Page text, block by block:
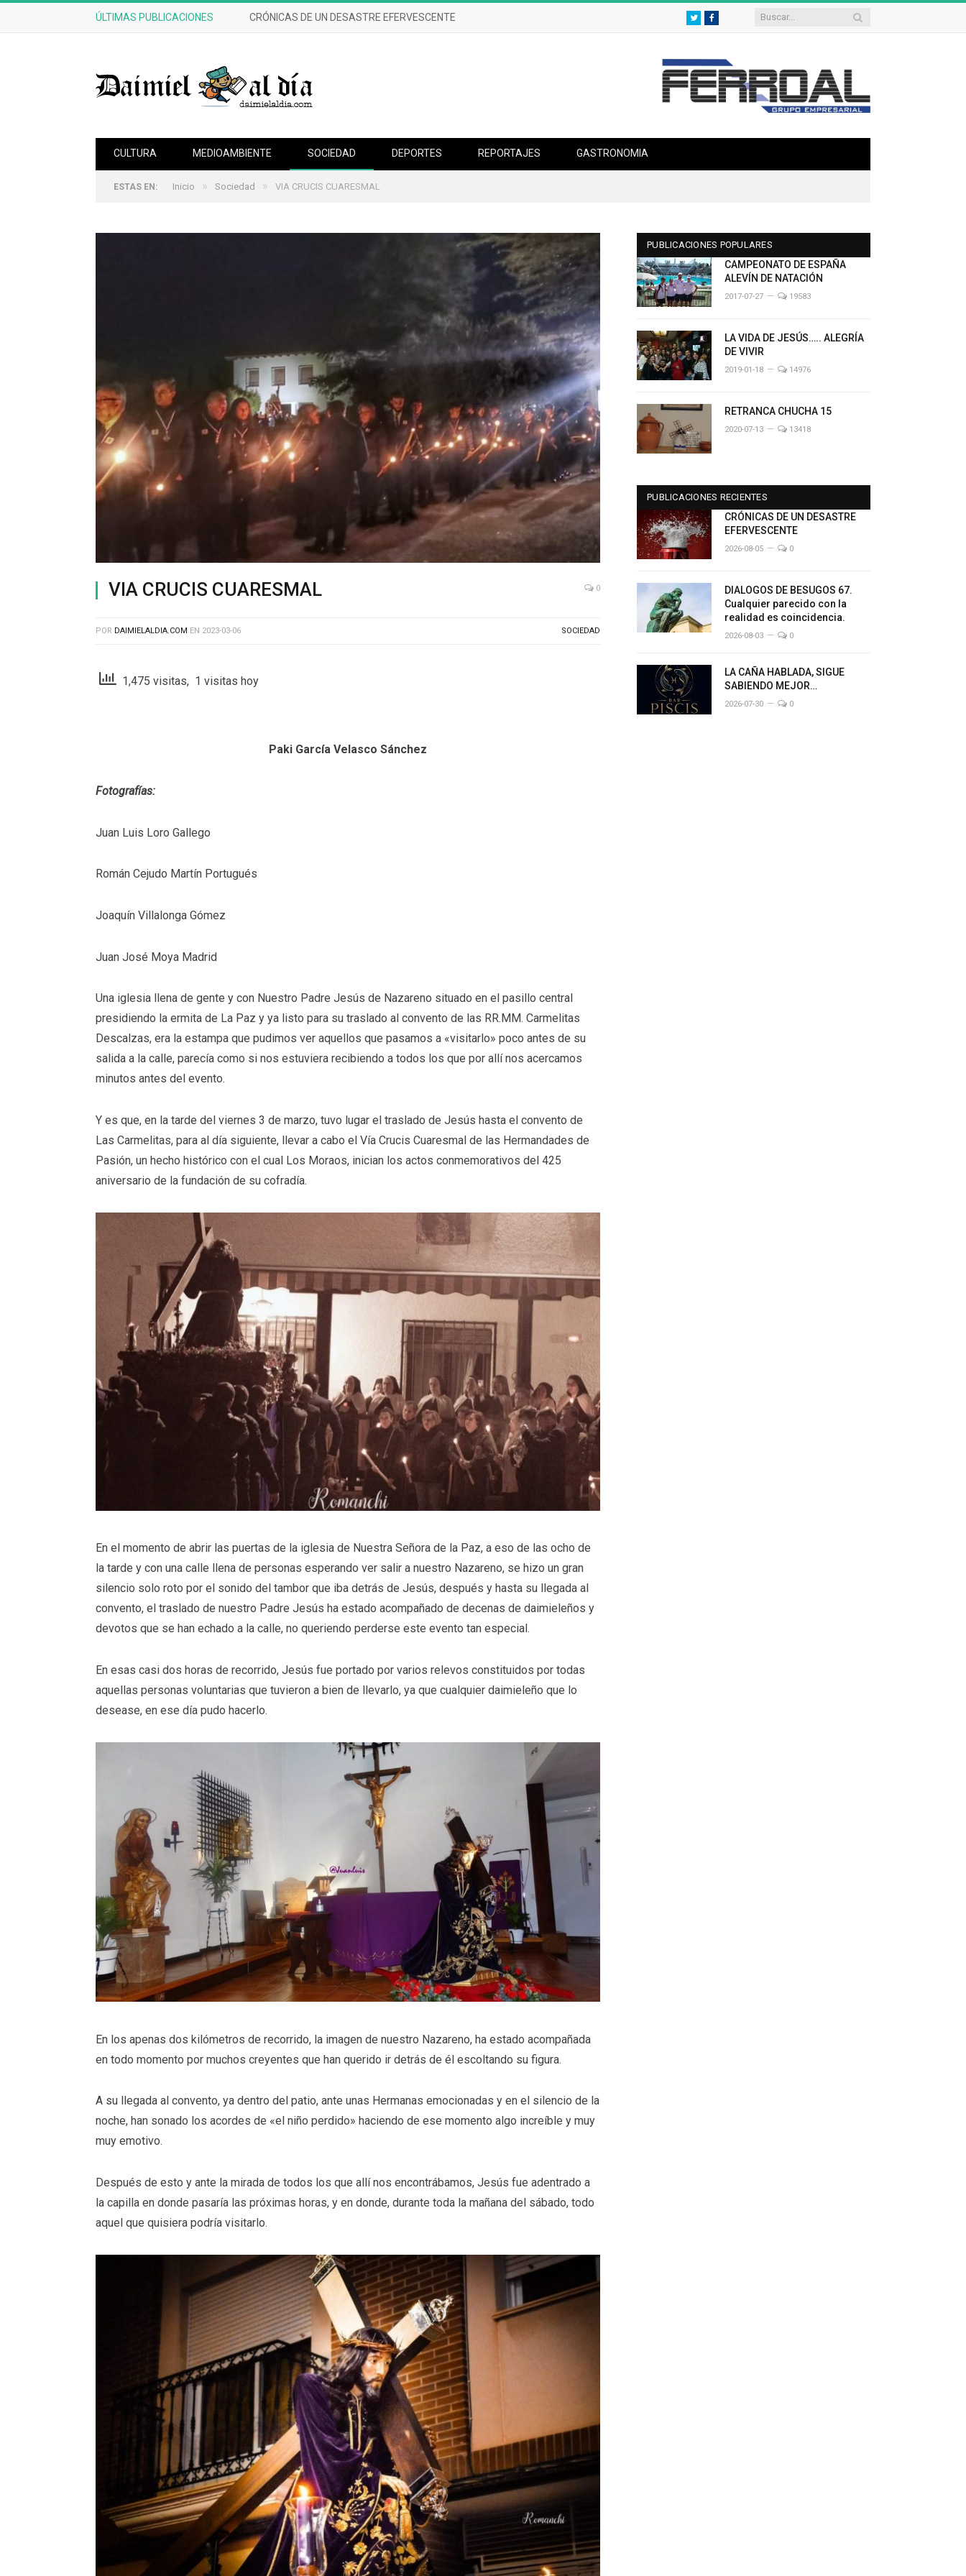
ÚLTIMAS PUBLICACIONES CRÓNICAS DE UN DESASTRE EFERVESCENTE TwitterFacebook
CULTURA MEDIOAMBIENTE SOCIEDAD DEPORTES REPORTAJES GASTRONOMIA
ESTAS EN: Inicio » Sociedad » VIA CRUCIS CUARESMAL
VIA CRUCIS CUARESMAL 0
POR DAIMIELALDIA.COM EN 2023-03-06 SOCIEDAD
1,475 visitas, 1 visitas hoy
Paki García Velasco Sánchez
Fotografías:
Juan Luis Loro Gallego
Román Cejudo Martín Portugués
Joaquín Villalonga Gómez
Juan José Moya Madrid
Una iglesia llena de gente y con Nuestro Padre Jesús de Nazareno situado en el pasillo central
presidiendo la ermita de La Paz y ya listo para su traslado al convento de las RR.MM. Carmelitas
Descalzas, era la estampa que pudimos ver aquellos que pasamos a «visitarlo» poco antes de su
salida a la calle, parecía como si nos estuviera recibiendo a todos los que por allí nos acercamos
minutos antes del evento.
Y es que, en la tarde del viernes 3 de marzo, tuvo lugar el traslado de Jesús hasta el convento de
Las Carmelitas, para al día siguiente, llevar a cabo el Vía Crucis Cuaresmal de las Hermandades de
Pasión, un hecho histórico con el cual Los Moraos, inician los actos conmemorativos del 425
aniversario de la fundación de su cofradía.
En el momento de abrir las puertas de la iglesia de Nuestra Señora de la Paz, a eso de las ocho de
la tarde y con una calle llena de personas esperando ver salir a nuestro Nazareno, se hizo un gran
silencio solo roto por el sonido del tambor que iba detrás de Jesús, después y hasta su llegada al
convento, el traslado de nuestro Padre Jesús ha estado acompañado de decenas de daimieleños y
devotos que se han echado a la calle, no queriendo perderse este evento tan especial.
En esas casi dos horas de recorrido, Jesús fue portado por varios relevos constituidos por todas
aquellas personas voluntarias que tuvieron a bien de llevarlo, ya que cualquier daimieleño que lo
desease, en ese día pudo hacerlo.
En los apenas dos kilómetros de recorrido, la imagen de nuestro Nazareno, ha estado acompañada
en todo momento por muchos creyentes que han querido ir detrás de él escoltando su figura.
A su llegada al convento, ya dentro del patio, ante unas Hermanas emocionadas y en el silencio de la
noche, han sonado los acordes de «el niño perdido» haciendo de ese momento algo increíble y muy
muy emotivo.
Después de esto y ante la mirada de todos los que allí nos encontrábamos, Jesús fue adentrado a
la capilla en donde pasaría las próximas horas, y en donde, durante toda la mañana del sábado, todo
aquel que quisiera podría visitarlo.
PUBLICACIONES POPULARES
CAMPEONATO DE ESPAÑA
ALEVÍN DE NATACIÓN
2017-07-27 19583
LA VIDA DE JESÚS….. ALEGRÍA
DE VIVIR
2019-01-18 14976
RETRANCA CHUCHA 15
2020-07-13 13418
PUBLICACIONES RECIENTES
CRÓNICAS DE UN DESASTRE
EFERVESCENTE
2026-08-05 0
DIALOGOS DE BESUGOS 67.
Cualquier parecido con la
realidad es coincidencia.
2026-08-03 0
LA CAÑA HABLADA, SIGUE
SABIENDO MEJOR…
2026-07-30 0